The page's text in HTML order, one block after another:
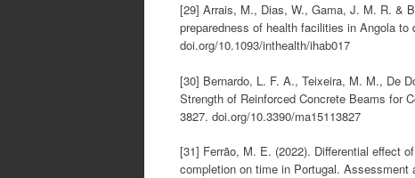
[29] Arrais, M., Dias, W., Gama, J. M. R. &
preparedness of health facilities in Angola to
doi.org/10.1093/inthealth/ihab017
[30] Bernardo, L. F. A., Teixeira, M. M., De
Strength of Reinforced Concrete Beams for
3827. doi.org/10.3390/ma15113827
[31] Ferrão, M. E. (2022). Differential effect
completion on time in Portugal. Assessment